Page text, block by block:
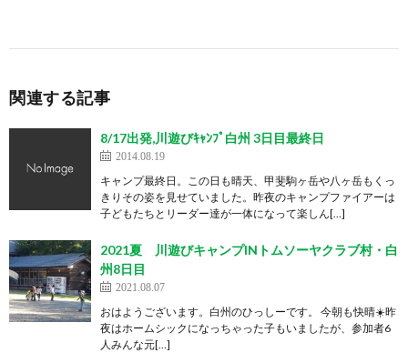
関連する記事
8/17出発,川遊びｷｬﾝﾌﾟ白州 3日目最終日
2014.08.19
キャンプ最終日。この日も晴天、甲斐駒ヶ岳や八ヶ岳もくっ
きりその姿を見せていました。昨夜のキャンプファイアーは
子どもたちとリーダー達が一体になって楽しん[…]
2021夏 川遊びキャンプINトムソーヤクラブ村・白
州8日目
2021.08.07
おはようございます。白州のひっしーです。 今朝も快晴☀️昨
夜はホームシックになっちゃった子もいましたが、参加者6
人みんな元[…]